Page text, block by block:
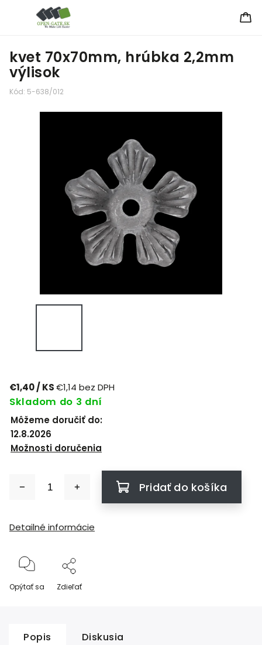
kvet 70x70mm, hrúbka 2,2mm
výlisok
Kód: 5-638/012
€1,40/ KS€1,14 bez DPH
Skladom do 3 dní
Môžeme doručiť do:
12.8.2026
Možnosti doručenia
Pridať do košíka
Detailné informácie
Opýtať sa Zdieľať
Popis Diskusia